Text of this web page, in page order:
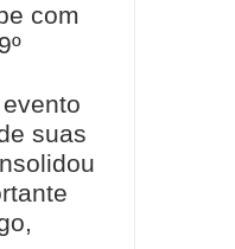
com
suas